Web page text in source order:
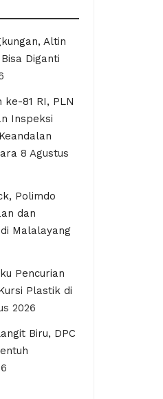
Altin
Diganti
81 RI, PLN
Inspeksi
8 Agustus
Polimdo
dan
Malalayang
Pencurian
Plastik di
2026
Biru, DPC